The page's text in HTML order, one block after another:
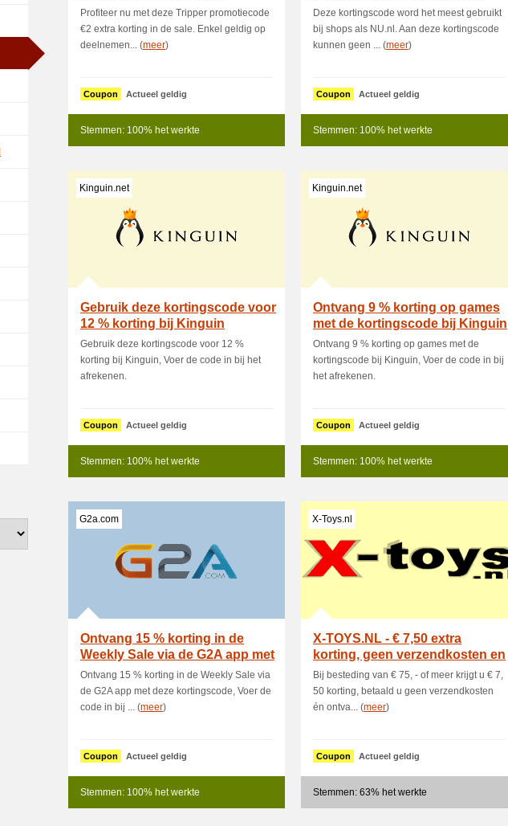
korting
Profiteer nu met deze Tripper promotiecode
€2 extra korting in de sale. Enkel geldig op
deelnemen... (meer)
Coupon Actueel geldig
Stemmen: 100% het werkte
Deze kortingscode word het meest gebruikt
bij shops als NU.nl. Aan deze kortingscode
kunnen geen ... (meer)
Coupon Actueel geldig
Stemmen: 100% het werkte
Kinguin.net
Gebruik deze kortingscode voor
12 % korting bij Kinguin
Gebruik deze kortingscode voor 12 %
korting bij Kinguin, Voer de code in bij het
afrekenen.
Coupon Actueel geldig
Stemmen: 100% het werkte
Kinguin.net
Ontvang 9 % korting op games
met de kortingscode bij Kinguin
Ontvang 9 % korting op games met de
kortingscode bij Kinguin, Voer de code in bij
het afrekenen.
Coupon Actueel geldig
Stemmen: 100% het werkte
G2a.com
Ontvang 15 % korting in de
Weekly Sale via de G2A app met
dez
Ontvang 15 % korting in de Weekly Sale via
de G2A app met deze kortingscode, Voer de
code in bij ... (meer)
Coupon Actueel geldig
Stemmen: 100% het werkte
X-Toys.nl
X-TOYS.NL - € 7,50 extra
korting, geen verzendkosten en
gratis maga.
Bij besteding van € 75, - of meer krijgt u € 7,
50 korting, betaald u geen verzendkosten
én ontva... (meer)
Coupon Actueel geldig
Stemmen: 63% het werkte